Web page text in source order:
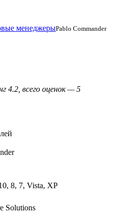
менеджерыPablo Commander
4.2, всего оценок — 5
8, 7, Vista, XP
Solutions